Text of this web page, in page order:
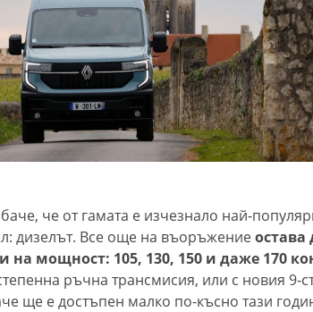
че от гамата е изчезнало най-
дизелът. Все още на въоръжениеостава
на мощност: 105, 130, 150 и даже 170
ръчна трансмисия, или с новия 9-
ще е достъпен малко по-късно тази